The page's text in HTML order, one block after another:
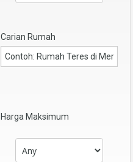
Carian Rumah
Harga Maksimum